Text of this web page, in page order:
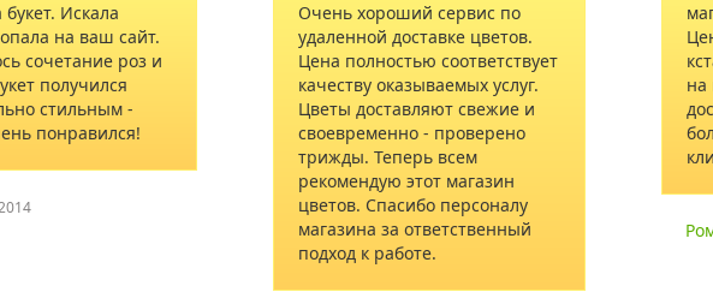
Очень хороший сервис по
удаленной доставке цветов.
Цена полностью соответствует
качеству оказываемых услуг.
Цветы доставляют свежие и
своевременно - проверено
магазин работает на отлично!
Цены на сайте актуальные, и
кстати, не высокие. Отвечают
на вопросы быстро. Букетом и
доставкой доволен. Желаю вам
больше заказов и благодарных
клиентов
Роман 16.08.2017